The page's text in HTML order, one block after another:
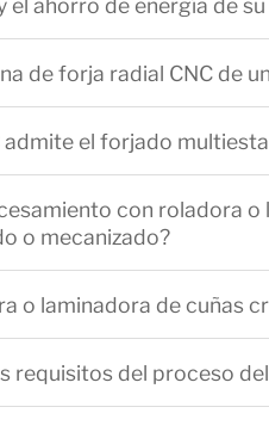
el ahorro de energía de
de forja radial CNC de
admite el forjado
con roladora
o mecanizado?
o laminadora de cuñas
requisitos del proceso